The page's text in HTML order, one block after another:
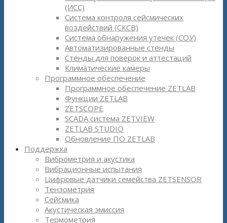
(ИСС)
Система контроля сейсмических
воздействий (СКСВ)
Система обнаружения утечек (СОУ)
Автоматизированные стенды
Стенды для поверок и аттестаций
Климатические камеры
Программное обеспечение
Программное обеспечение ZETLAB
Функции ZETLAB
ZETSCOPE
SCADA система ZETVIEW
ZETLAB STUDIO
Обновление ПО ZETLAB
Поддержка
Виброметрия и акустика
Вибрационные испытания
Цифровые датчики семейства ZETSENSOR
Тензометрия
Сейсмика
Акустическая эмиссия
Термометрия